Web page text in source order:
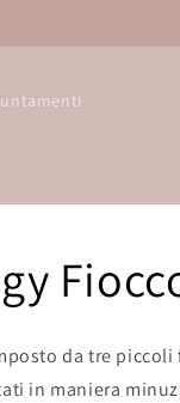
da tre
in maniera